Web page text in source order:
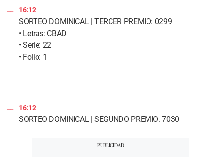
16:12
SORTEO DOMINICAL | TERCER PREMIO: 0299
• Letras: CBAD
• Serie: 22
• Folio: 1
16:12
SORTEO DOMINICAL | SEGUNDO PREMIO: 7030